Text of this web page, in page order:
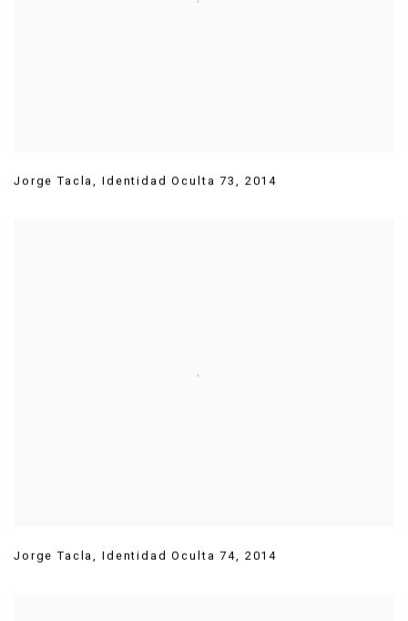
Jorge Tacla, Identidad Oculta 73, 2014
Jorge Tacla , Identidad Oculta 74, 2014